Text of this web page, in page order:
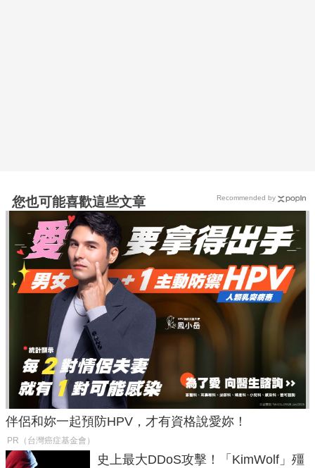
您也可能喜歡這些文章
伴侶和妳一起預防HPV，才有資格說愛妳！
PR（台灣癌症基金會）
史上最大DDoS攻擊！「KimWolf」殭
Recommended by